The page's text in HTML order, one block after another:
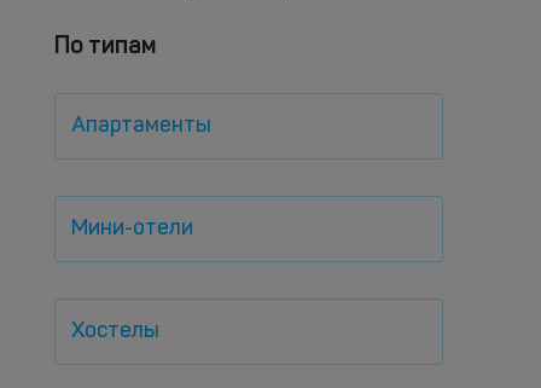
По типам
Апартаменты
Мини-отели
Хостелы